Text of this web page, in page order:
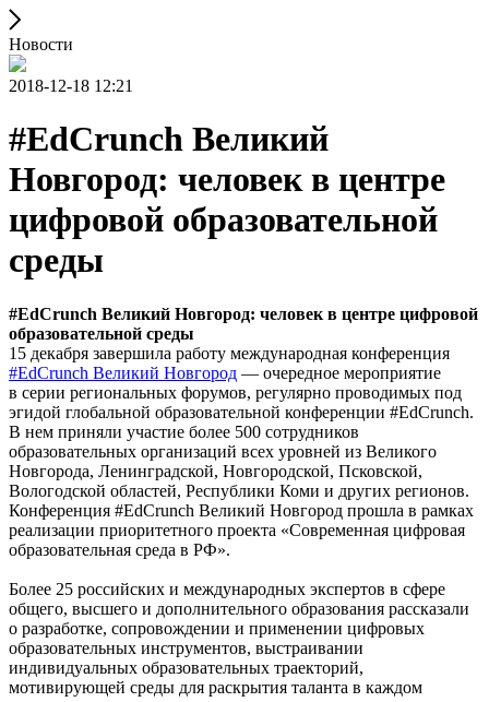
Новости
2018-12-18 12:21
#EdCrunch Великий
Новгород: человек в центре
цифровой образовательной
среды
#EdCrunch Великий Новгород: человек в центре цифровой
образовательной среды
15 декабря завершила работу международная конференция
#EdCrunch Великий Новгород — очередное мероприятие
в серии региональных форумов, регулярно проводимых под
эгидой глобальной образовательной конференции #EdCrunch.
В нем приняли участие более 500 сотрудников
образовательных организаций всех уровней из Великого
Новгорода, Ленинградской, Новгородской, Псковской,
Вологодской областей, Республики Коми и других регионов.
Конференция #EdCrunch Великий Новгород прошла в рамках
реализации приоритетного проекта «Современная цифровая
образовательная среда в РФ».
Более 25 российских и международных экспертов в сфере
общего, высшего и дополнительного образования рассказали
о разработке, сопровождении и применении цифровых
образовательных инструментов, выстраивании
индивидуальных образовательных траекторий,
мотивирующей среды для раскрытия таланта в каждом